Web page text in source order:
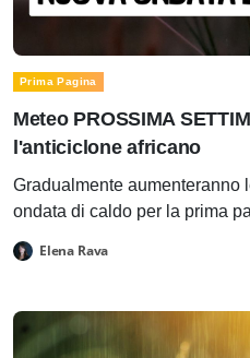
Prima Pagina
Meteo PROSSIMA
l'anticiclone africano
Gradualmente aumenteranno
ondata di caldo per la prima
Elena Rava